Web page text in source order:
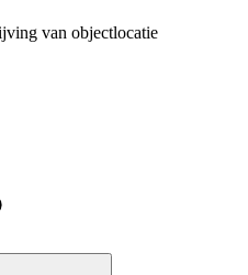
van objectlocatie